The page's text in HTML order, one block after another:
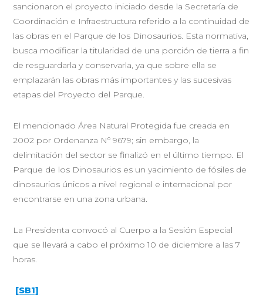
sancionaron el proyecto iniciado desde la Secretaría de
Coordinación e Infraestructura referido a la continuidad de
las obras en el Parque de los Dinosaurios. Esta normativa,
busca modificar la titularidad de una porción de tierra a fin
de resguardarla y conservarla, ya que sobre ella se
emplazarán las obras más importantes y las sucesivas
etapas del Proyecto del Parque.
El mencionado Área Natural Protegida fue creada en
2002 por Ordenanza Nº 9679; sin embargo, la
delimitación del sector se finalizó en el último tiempo. El
Parque de los Dinosaurios es un yacimiento de fósiles de
dinosaurios únicos a nivel regional e internacional por
encontrarse en una zona urbana.
La Presidenta convocó al Cuerpo a la Sesión Especial
que se llevará a cabo el próximo 10 de diciembre a las 7
horas.
[SB1]